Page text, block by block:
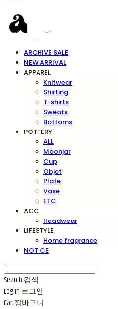
ARCHIVE SALE
NEW ARRIVAL
APPAREL
Knitwear
Shirting
T-shirts
Sweats
Bottoms
POTTERY
ALL
Moonjar
Cup
Objet
Plate
Vase
ETC
ACC
Headwear
LIFESTYLE
Home fragrance
NOTICE
Search 검색
Log In 로그인
Cart장바구니